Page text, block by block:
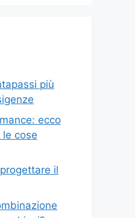
più
ecco
cose
il